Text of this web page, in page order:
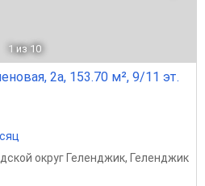
1 из 10
2а, 153.70 м², 9/11 эт.
округ Геленджик, Геленджик